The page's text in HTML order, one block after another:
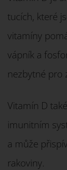
tucích, které
vitamíny
vápník a
nezbytné pro
Vitamín D
imunitním
a může
rakoviny.